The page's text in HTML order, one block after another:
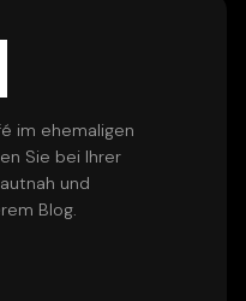
im ehemaligen
Sie bei Ihrer
und
Blog.